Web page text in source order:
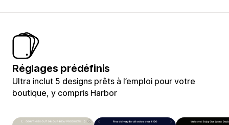
Réglages prédéfinis
Ultra inclut 5 designs prêts à l’emploi pour votre
boutique, y compris Harbor